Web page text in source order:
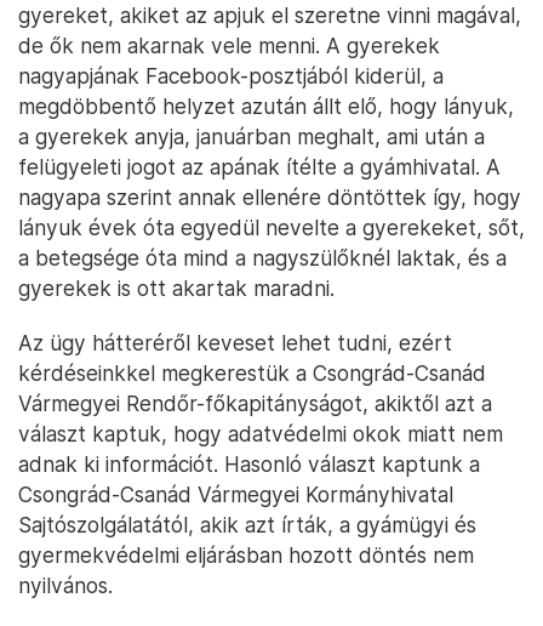
gyereket, akiket az apjuk el szeretne vinni magával,
de ők nem akarnak vele menni. A gyerekek
nagyapjának Facebook-posztjából kiderül, a
megdöbbentő helyzet azután állt elő, hogy lányuk,
a gyerekek anyja, januárban meghalt, ami után a
felügyeleti jogot az apának ítélte a gyámhivatal. A
nagyapa szerint annak ellenére döntöttek így, hogy
lányuk évek óta egyedül nevelte a gyerekeket, sőt,
a betegsége óta mind a nagyszülőknél laktak, és a
gyerekek is ott akartak maradni.
Az ügy hátteréről keveset lehet tudni, ezért
kérdéseinkkel megkerestük a Csongrád-Csanád
Vármegyei Rendőr-főkapitányságot, akiktől azt a
választ kaptuk, hogy adatvédelmi okok miatt nem
adnak ki információt. Hasonló választ kaptunk a
Csongrád-Csanád Vármegyei Kormányhivatal
Sajtószolgálatától, akik azt írták, a gyámügyi és
gyermekvédelmi eljárásban hozott döntés nem
nyilvános.